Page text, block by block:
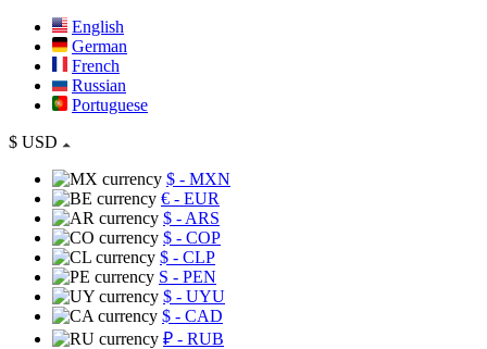
English
German
French
Russian
Portuguese
$ USD
$ - MXN
€ - EUR
$ - ARS
$ - COP
$ - CLP
S - PEN
$ - UYU
$ - CAD
₽ - RUB